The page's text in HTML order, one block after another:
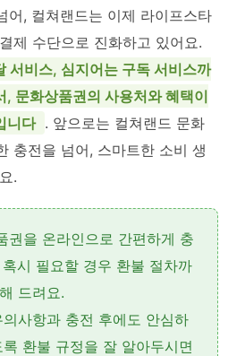
어, 컬쳐랜드는 이제 라이프스타
제 수단으로 진화하고 있어요.
서비스, 심지어는 구독 서비스까
, 문화상품권의 사용처와 혜택이
니다 . 앞으로는 컬쳐랜드 문화
충전을 넘어, 스마트한 소비 생
.
권을 온라인으로 간편하게 충
시 필요할 경우 환불 절차까
드려요.
사항과 충전 후에도 안심하
환불 규정을 잘 알아두시면